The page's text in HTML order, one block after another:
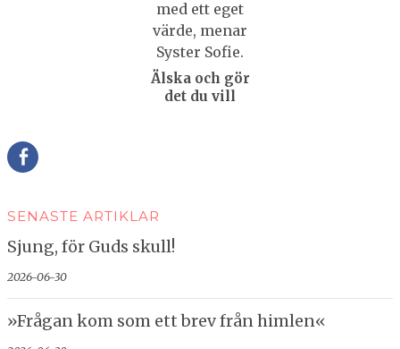
Älska och gör
det du vill
SENASTE ARTIKLAR
Sjung, för Guds skull!
2026-06-30
»Frågan kom som ett brev från himlen«